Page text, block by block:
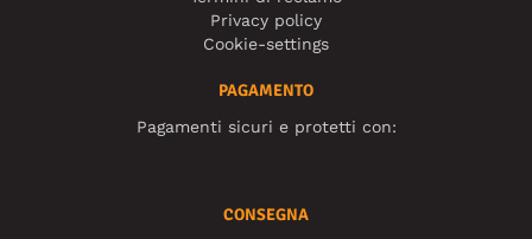
Privacy policy
Cookie-settings
PAGAMENTO
Pagamenti sicuri e protetti con:
CONSEGNA